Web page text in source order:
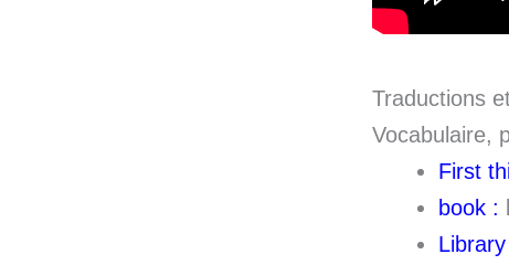
Traductions
Vocabulaire,
First
book :
Library